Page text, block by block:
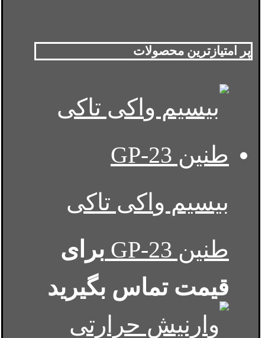
پر امتیازترین محصولات
بیسیم واکی تاکی
طنین GP-23
برای
قیمت تماس بگیرید